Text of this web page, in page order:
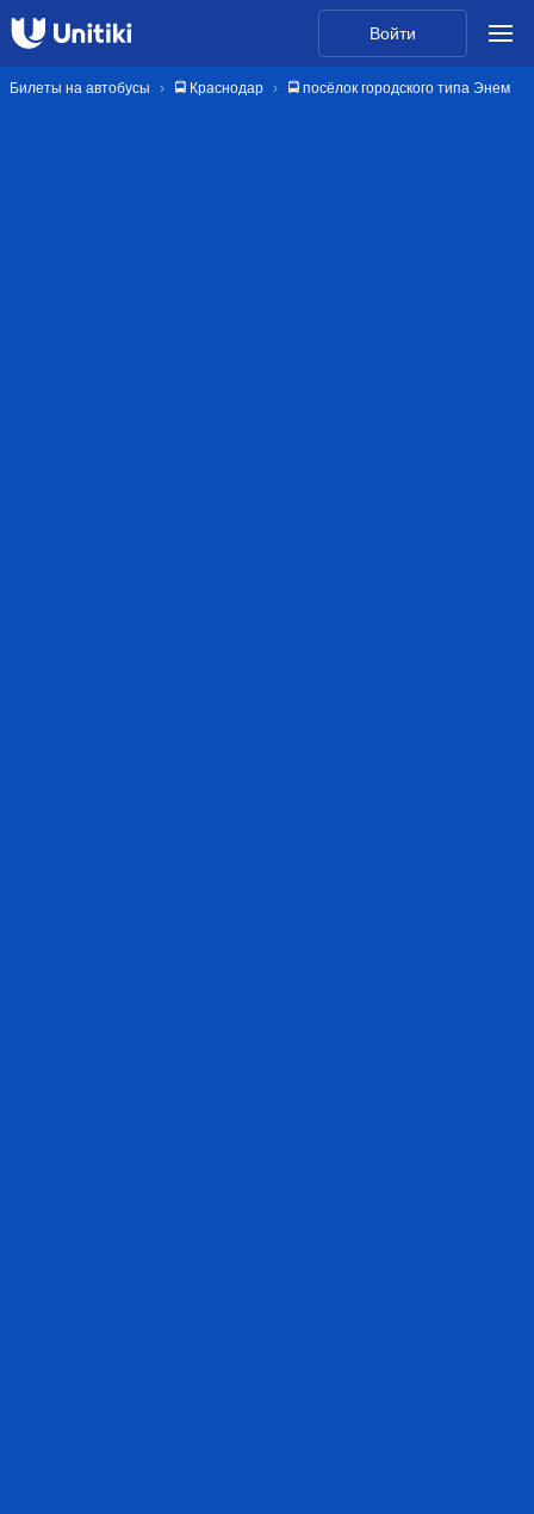
Войти
Билеты на автобусы 🚍 Краснодар 🚍 посёлок городского типа Энем